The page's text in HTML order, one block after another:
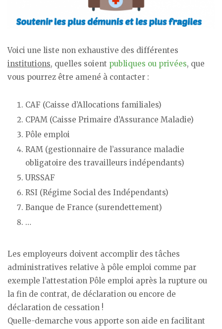
Voici une liste non exhaustive des différentes
institutions, quelles soient publiques ou privées, que
vous pourrez être amené à contacter :
CAF (Caisse d’Allocations familiales)
CPAM (Caisse Primaire d’Assurance Maladie)
Pôle emploi
RAM (gestionnaire de l’assurance maladie
obligatoire des travailleurs indépendants)
URSSAF
RSI (Régime Social des Indépendants)
Banque de France (surendettement)
…
Les employeurs doivent accomplir des tâches
administratives relative à pôle emploi comme par
exemple l’attestation Pôle emploi après la rupture ou
la fin de contrat, de déclaration ou encore de
déclaration de cessation !
Quelle-demarche vous apporte son aide en facilitant